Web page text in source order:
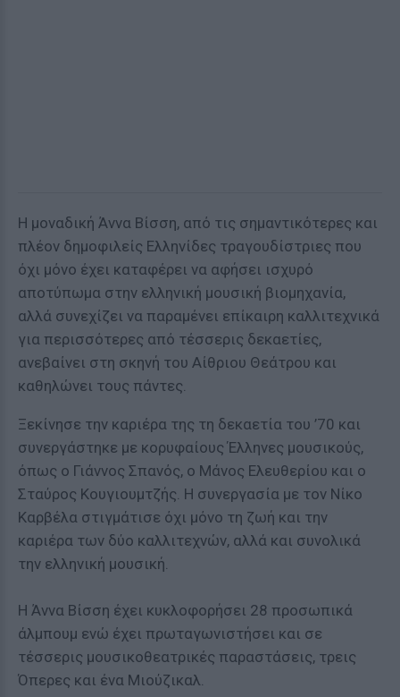
Η μοναδική Άννα Βίσση, από τις σημαντικότερες και
πλέον δημοφιλείς Ελληνίδες τραγουδίστριες που
όχι μόνο έχει καταφέρει να αφήσει ισχυρό
αποτύπωμα στην ελληνική μουσική βιομηχανία,
αλλά συνεχίζει να παραμένει επίκαιρη καλλιτεχνικά
για περισσότερες από τέσσερις δεκαετίες,
ανεβαίνει στη σκηνή του Αίθριου Θεάτρου και
καθηλώνει τους πάντες.
Ξεκίνησε την καριέρα της τη δεκαετία του ’70 και
συνεργάστηκε με κορυφαίους Έλληνες μουσικούς,
όπως ο Γιάννος Σπανός, ο Μάνος Ελευθερίου και ο
Σταύρος Κουγιουμτζής. Η συνεργασία με τον Νίκο
Καρβέλα στιγμάτισε όχι μόνο τη ζωή και την
καριέρα των δύο καλλιτεχνών, αλλά και συνολικά
την ελληνική μουσική.
Η Άννα Βίσση έχει κυκλοφορήσει 28 προσωπικά
άλμπουμ ενώ έχει πρωταγωνιστήσει και σε
τέσσερις μουσικοθεατρικές παραστάσεις, τρεις
Όπερες και ένα Μιούζικαλ.